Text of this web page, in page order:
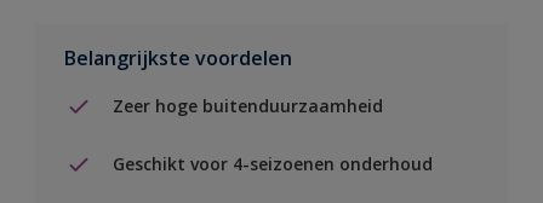
Belangrijkste voordelen
Zeer hoge buitenduurzaamheid
Geschikt voor 4-seizoenen onderhoud